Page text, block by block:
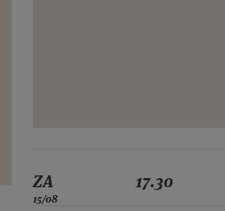
ZA
15/08
17.30